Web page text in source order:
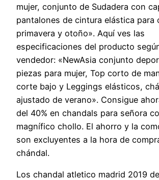
mujer, conjunto de Sudadera con
pantalones de cintura elástica para
primavera y otoño». Aquí ves las
especificaciones del producto
vendedor: «NewAsia conjunto
piezas para mujer, Top corto de
corte bajo y Leggings elásticos,
ajustado de verano». Consigue
del 40% en chandals para señora
magnífico chollo. El ahorro y la
son excluyentes a la hora de
chándal.
Los chandal atletico madrid 2019